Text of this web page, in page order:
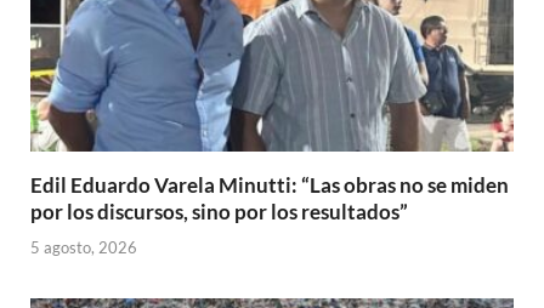
Edil Eduardo Varela Minutti: “Las obras no se miden
por los discursos, sino por los resultados”
5 agosto, 2026